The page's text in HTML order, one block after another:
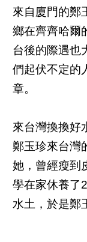
來自廈門的鄭
鄉在齊齊哈爾
台後的際遇也
們起伏不定的
章。
來台灣換換好
鄭玉珍來台灣
她，曾經瘦到
學在家休養了
水土，於是鄭